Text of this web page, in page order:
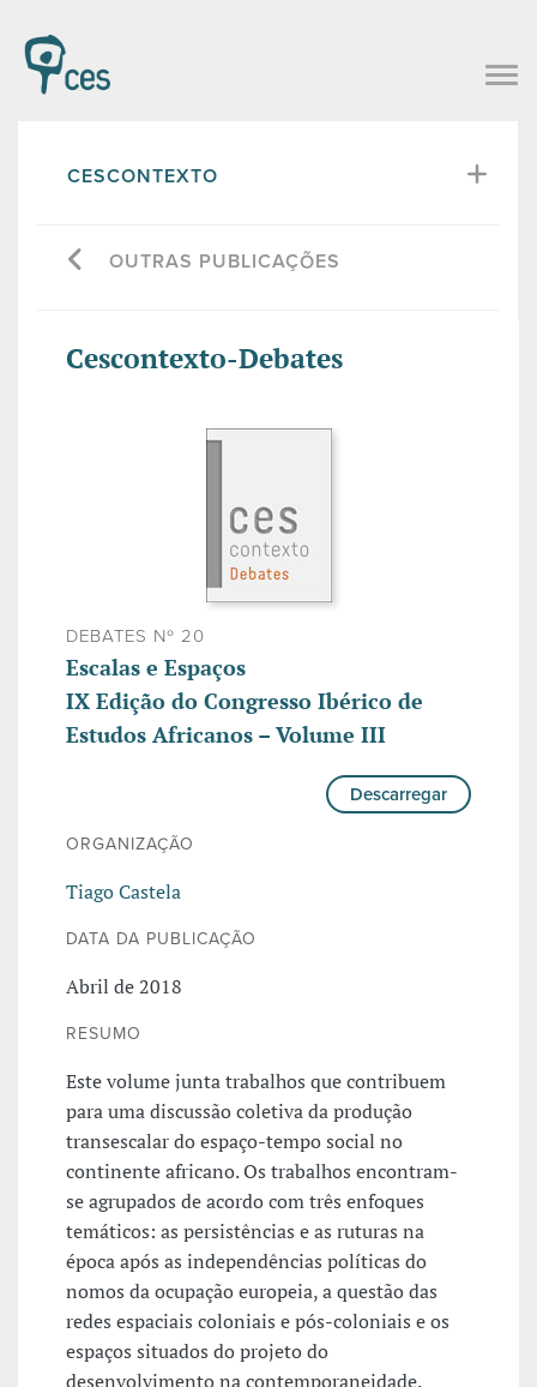
CESCONTEXTO
OUTRAS PUBLICAÇÕES
Cescontexto-Debates
DEBATES Nº 20
Escalas e Espaços
IX Edição do Congresso Ibérico de
Estudos Africanos – Volume III
Descarregar
ORGANIZAÇÃO
Tiago Castela
DATA DA PUBLICAÇÃO
Abril de 2018
RESUMO
Este volume junta trabalhos que contribuem
para uma discussão coletiva da produção
transescalar do espaço-tempo social no
continente africano. Os trabalhos encontram-
se agrupados de acordo com três enfoques
temáticos: as persistências e as ruturas na
época após as independências políticas do
nomos da ocupação europeia, a questão das
redes espaciais coloniais e pós-coloniais e os
espaços situados do projeto do
desenvolvimento na contemporaneidade.